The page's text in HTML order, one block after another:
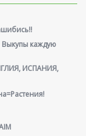
каждую
ИСПАНИЯ,